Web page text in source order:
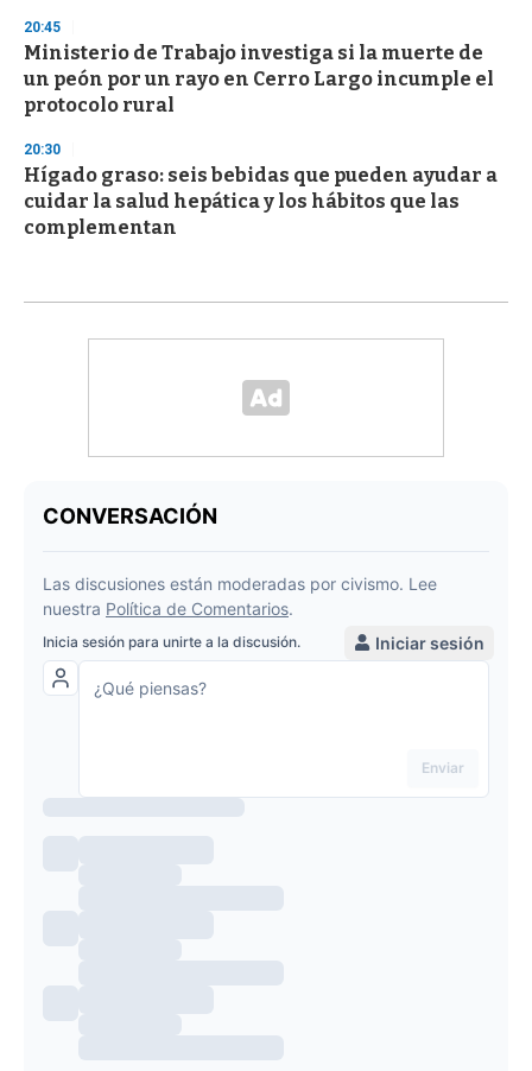
20:45
Ministerio de Trabajo investiga si la muerte de
un peón por un rayo en Cerro Largo incumple el
protocolo rural
20:30
Hígado graso: seis bebidas que pueden ayudar a
cuidar la salud hepática y los hábitos que las
complementan